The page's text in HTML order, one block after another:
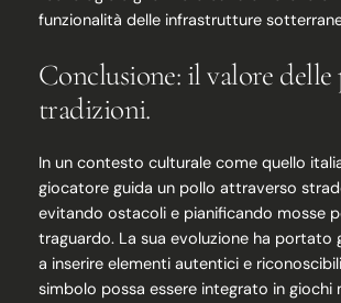
funzionalità delle infrastrutture
Conclusione: il valore
tradizioni.
In un contesto culturale come quello
giocatore guida un pollo attraverso
evitando ostacoli e pianificando mosse
traguardo. La sua evoluzione ha portato
a inserire elementi autentici e
simbolo possa essere integrato in giochi